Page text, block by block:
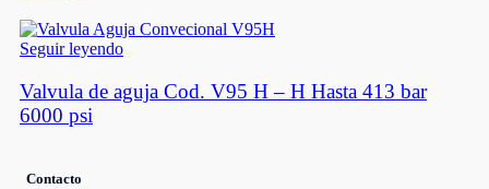
Seguir leyendo
Valvula de aguja Cod. V95 H – H Hasta 413 bar
6000 psi
Contacto